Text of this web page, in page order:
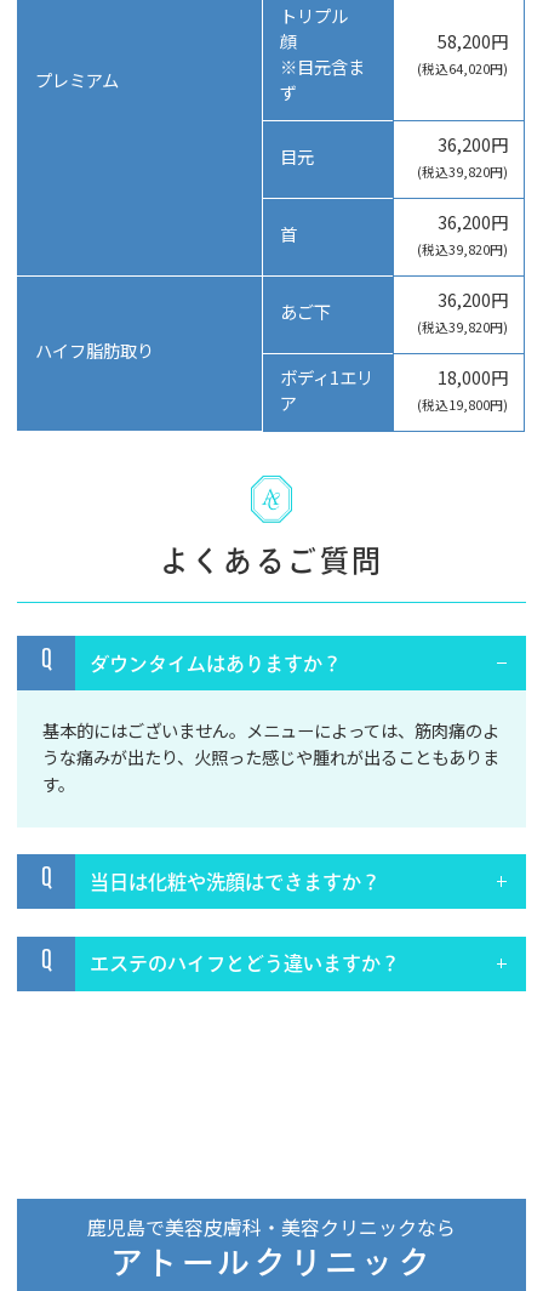
プレミアム
トリプル
顔
※目元含ま
ず
58,200円
(税込64,020円)
目元 36,200円
(税込39,820円)
首 36,200円
(税込39,820円)
ハイフ脂肪取り
あご下 36,200円
(税込39,820円)
ボディ1エリ
ア
18,000円
(税込19,800円)
よくあるご質問
Q ダウンタイムはありますか？
基本的にはございません。メニューによっては、筋肉痛のよ
うな痛みが出たり、火照った感じや腫れが出ることもありま
す。
Q 当日は化粧や洗顔はできますか？
Q エステのハイフとどう違いますか？
鹿児島で美容皮膚科・美容クリニックなら
アトールクリニック